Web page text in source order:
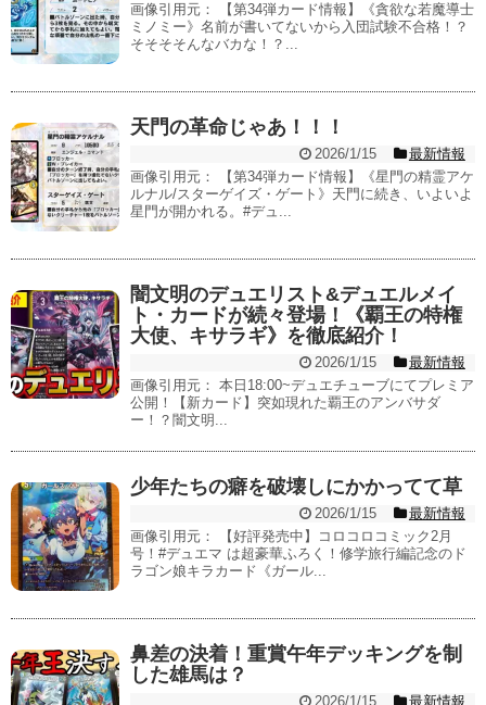
画像引用元： 【第34弾カード情報】《貪欲な若魔導士
ミノミー》名前が書いてないから入団試験不合格！？
そそそそんなバカな！？...
天門の革命じゃあ！！！
2026/1/15
最新情報
画像引用元： 【第34弾カード情報】《星門の精霊アケ
ルナル/スターゲイズ・ゲート》天門に続き、いよいよ
星門が開かれる。#デュ...
闇文明のデュエリスト&デュエルメイ
ト・カードが続々登場！《覇王の特権
大使、キサラギ》を徹底紹介！
2026/1/15
最新情報
画像引用元： 本日18:00~デュエチューブにてプレミア
公開！【新カード】突如現れた覇王のアンバサダ
ー！？闇文明...
少年たちの癖を破壊しにかかってて草
2026/1/15
最新情報
画像引用元： 【好評発売中】コロコロコミック2月
号！#デュエマ は超豪華ふろく！修学旅行編記念のド
ラゴン娘キラカード《ガール...
鼻差の決着！重賞午年デッキングを制
した雄馬は？
2026/1/15 最新情報